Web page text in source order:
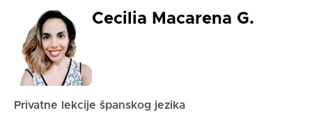
Cecilia Macarena G.
Privatne lekcije španskog jezika